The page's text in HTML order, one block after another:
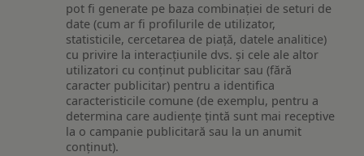
pot fi generate pe baza combinației de seturi de
date (cum ar fi profilurile de utilizator,
statisticile, cercetarea de piață, datele analitice)
cu privire la interacțiunile dvs. și cele ale altor
utilizatori cu conținut publicitar sau (fără
caracter publicitar) pentru a identifica
caracteristicile comune (de exemplu, pentru a
determina care audiențe țintă sunt mai receptive
la o campanie publicitară sau la un anumit
conținut).